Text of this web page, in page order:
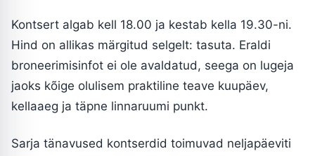
Kontsert algab kell 18.00 ja kestab kella 19.30-ni.
Hind on allikas märgitud selgelt: tasuta. Eraldi
broneerimisinfot ei ole avaldatud, seega on lugeja
jaoks kõige olulisem praktiline teave kuupäev,
kellaaeg ja täpne linnaruumi punkt.
Sarja tänavused kontserdid toimuvad neljapäeviti